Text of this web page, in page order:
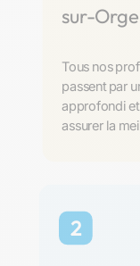
sur-Orge
Tous nos
passent par
approfondi
assurer la
2